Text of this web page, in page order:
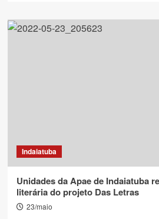
Indaiatuba
Unidades da Apae de Indaiatuba
literária do projeto Das Letras
23/maio